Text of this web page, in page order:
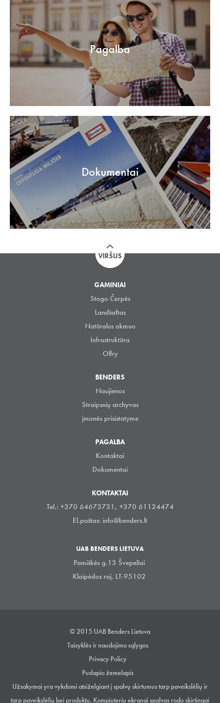
Pagalba
Dokumentai
VIRŠUS
GAMINIAI
Stogo Čerpės
Landšaftas
Natūralus akmuo
Infrastruktūra
Olfry
BENDERS
Naujienos
Straipsnių archyvas
įmonės prisistatyme
PAGALBA
Kontaktai
Dokumentai
KONTAKTAI
Tel.: +370 64673731, +370 61124474
El.paštas: info@benders.lt
UAB BENDERS LIETUVA
Pamiškės g.13 Švepeliai
Klaipėdos raj. LT-95102
© 2015 UAB Benders Lietuva
Taisyklės ir naudojimo sąlygos
Privacy Policy
Puslapio žemelapis
Užsakymai yra vykdomi atsiželgiant į spalvų skirtumus tarp paveikslėlių ir
tarp paveikslėlių bei produktų. Kompiuterių ekranai spalvas rodo skirtingai